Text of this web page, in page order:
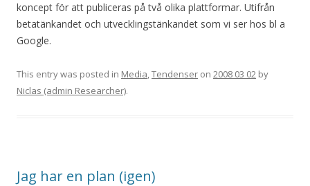
koncept för att publiceras på två olika plattformar. Utifrån
betatänkandet och utvecklingstänkandet som vi ser hos bl a
Google.
This entry was posted in Media,Tendenser on 2008 03 02 by
Niclas (admin Researcher).
Jag har en plan (igen)